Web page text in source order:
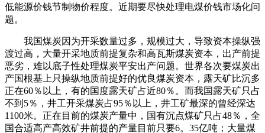
低能源价钱节制物价程度。近期要尽快处理电煤价钱市场化问
题。
我国煤炭因为开采数量过多，规模过大，导致资本操纵强
渡过高，大量开采地质前提复杂和高瓦斯煤炭资本，出产前提
恶劣，难以底子性处理煤炭平安出产问题。世界各次要煤炭出
产国根基上只操纵地质前提好的优良煤炭资本，露天矿比沉多
正在60％以上，有的国度露天矿占近80％。而我国露天矿只占
不到5％，井工开采煤炭占95％以上，井工矿最深的曾经深达
1100米。正在目前的煤炭产量中，国有沉点煤矿只占48％，全
国合适高产高效矿井前提的产量目前只要6。35亿吨；大量煤